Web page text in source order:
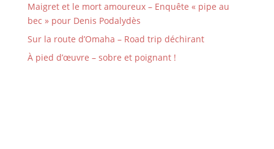
Maigret et le mort amoureux – Enquête « pipe au
bec » pour Denis Podalydès
Sur la route d’Omaha – Road trip déchirant
À pied d’œuvre – sobre et poignant !